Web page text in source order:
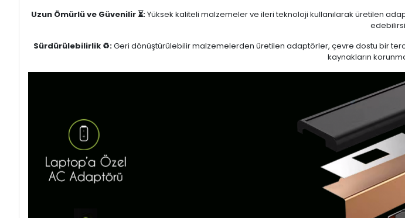
Uzun Ömürlü ve Güvenilir ⏳:Yüksek kaliteli malzemeler ve ileri teknoloji kullanılarak üretilen
Sürdürülebilirlik ♻️:Geri dönüştürülebilir malzemelerden üretilen adaptörler, çevre dostu bir
kaynakların